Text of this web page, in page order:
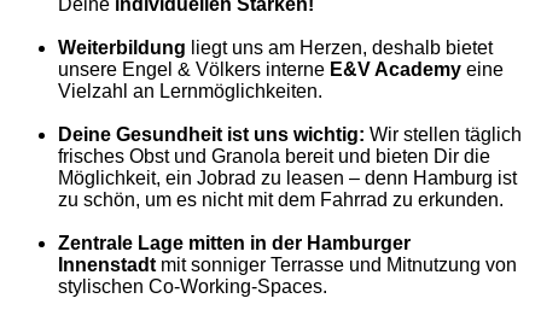
Deine individuellen Stärken!
Weiterbildung liegt uns am Herzen, deshalb bietet
unsere Engel & Völkers interne E&V Academy eine
Vielzahl an Lernmöglichkeiten.
Deine Gesundheit ist uns wichtig: Wir stellen täglich
frisches Obst und Granola bereit und bieten Dir die
Möglichkeit, ein Jobrad zu leasen – denn Hamburg ist
zu schön, um es nicht mit dem Fahrrad zu erkunden.
Zentrale Lage mitten in der Hamburger
Innenstadt mit sonniger Terrasse und Mitnutzung von
stylischen Co-Working-Spaces.